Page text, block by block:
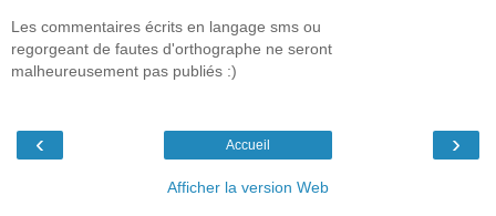
Les commentaires écrits en langage sms ou
regorgeant de fautes d'orthographe ne seront
malheureusement pas publiés :)
‹ ›
Accueil
Afficher la version Web